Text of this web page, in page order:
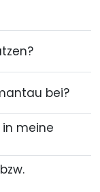
bei?
meine